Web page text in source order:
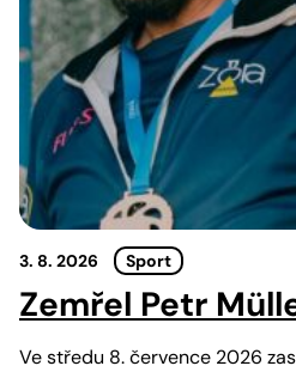
3. 8. 2026 Sport
Zemřel Petr
Ve středu 8. července 2026